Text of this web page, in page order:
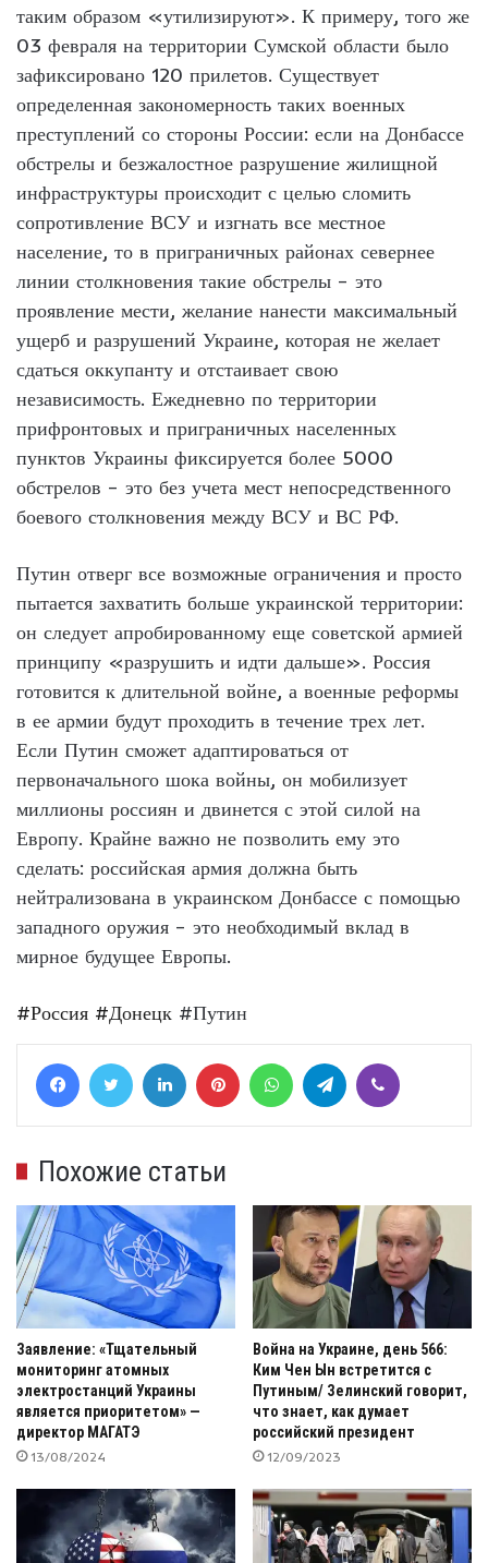
таким образом «утилизируют». К примеру, того же
03 февраля на территории Сумской области было
зафиксировано 120 прилетов. Существует
определенная закономерность таких военных
преступлений со стороны России: если на Донбассе
обстрелы и безжалостное разрушение жилищной
инфраструктуры происходит с целью сломить
сопротивление ВСУ и изгнать все местное
население, то в приграничных районах севернее
линии столкновения такие обстрелы – это
проявление мести, желание нанести максимальный
ущерб и разрушений Украине, которая не желает
сдаться оккупанту и отстаивает свою
независимость. Ежедневно по территории
прифронтовых и приграничных населенных
пунктов Украины фиксируется более 5000
обстрелов – это без учета мест непосредственного
боевого столкновения между ВСУ и ВС РФ.
Путин отверг все возможные ограничения и просто
пытается захватить больше украинской территории:
он следует апробированному еще советской армией
принципу «разрушить и идти дальше». Россия
готовится к длительной войне, а военные реформы
в ее армии будут проходить в течение трех лет.
Если Путин сможет адаптироваться от
первоначального шока войны, он мобилизует
миллионы россиян и двинется с этой силой на
Европу. Крайне важно не позволить ему это
сделать: российская армия должна быть
нейтрализована в украинском Донбассе с помощью
западного оружия – это необходимый вклад в
мирное будущее Европы.
#Россия #Донецк #Путин
FacebookTwitter LinkedIn Pinterest WhatsAppTelegram
Похожие статьи
Заявление: «Тщательный
мониторинг атомных
электростанций Украины
является приоритетом» —
директор МАГАТЭ
13/08/2024
Война на Украине, день 566:
Ким Чен Ын встретится с
Путиным/ Зелинский говорит,
что знает, как думает
российский президент
12/09/2023